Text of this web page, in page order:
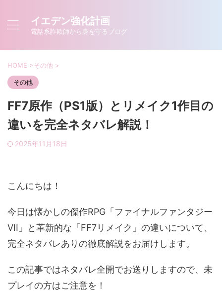
イエデン強化計画
電話系詐欺師から身を守るブログ
HOME >その他 >
その他
FF7原作（PS1版）とリメイク1作目の
違いを完全ネタバレ解説！
2025年11月18日
こんにちは！
今日は懐かしの傑作RPG「ファイナルファンタジー
VII」と革新的な「FF7リメイク」の違いについて、
完全ネタバレありの徹底解説をお届けします。
この記事ではネタバレ全開でお送りしますので、未
プレイの方はご注意を！